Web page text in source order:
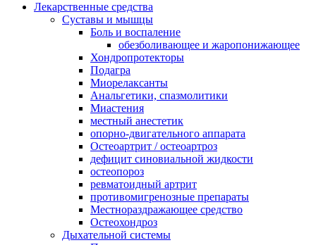
Лекарственные средства
Суставы и мышцы
Боль и воспаление
обезболивающее и жаропонижающее
Хондропротекторы
Подагра
Миорелаксанты
Анальгетики, спазмолитики
Миастения
местный анестетик
опорно-двигательного аппарата
Остеоартрит / остеоартроз
дефицит синовиальной жидкости
остеопороз
ревматоидный артрит
противомигренозные препараты
Местнораздражающее средство
Остеохондроз
Дыхательной системы